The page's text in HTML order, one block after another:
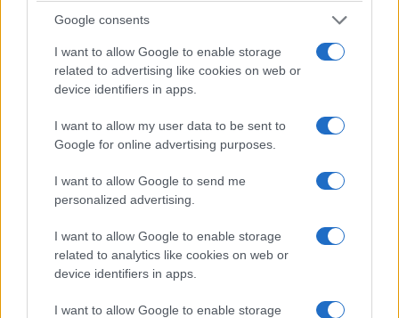
Google consents
I want to allow Google to enable storage
related to advertising like cookies on web or
device identifiers in apps.
I want to allow my user data to be sent to
Google for online advertising purposes.
I want to allow Google to send me
personalized advertising.
I want to allow Google to enable storage
related to analytics like cookies on web or
device identifiers in apps.
I want to allow Google to enable storage
ΕΠΙΣΗΜΑΣΜΕΝΟ ΜΕ: IMEDD
PRODUCTIONS
, ΓΙΩΡΓΟΣ ΑΥΓΕΡΟΠΟΥΛΟΣ
“Παρόντες”, η νέα ταινία του Γιώργου
Αυγερόπουλου με την στήριξη
του iMEdD
14/02/2021